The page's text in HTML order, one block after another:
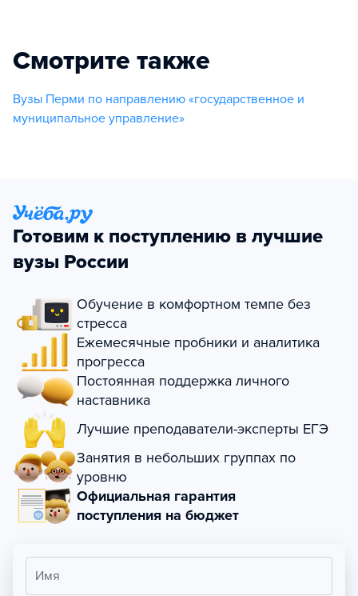
Смотрите также
Вузы Перми по направлению «государственное и
муниципальное управление»
Готовим к поступлению в лучшие
вузы России
Обучение в комфортном темпе без
стресса
Ежемесячные пробники и аналитика
прогресса
Постоянная поддержка личного
наставника
Лучшие преподаватели-эксперты ЕГЭ
Занятия в небольших группах по
уровню
Официальная гарантия
поступления на бюджет
Имя